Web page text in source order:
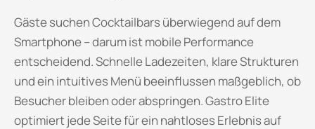
Gäste suchen Cocktailbars überwiegend auf dem
Smartphone – darum ist mobile Performance
entscheidend. Schnelle Ladezeiten, klare Strukturen
und ein intuitives Menü beeinflussen maßgeblich, ob
Besucher bleiben oder abspringen. Gastro Elite
optimiert jede Seite für ein nahtloses Erlebnis auf